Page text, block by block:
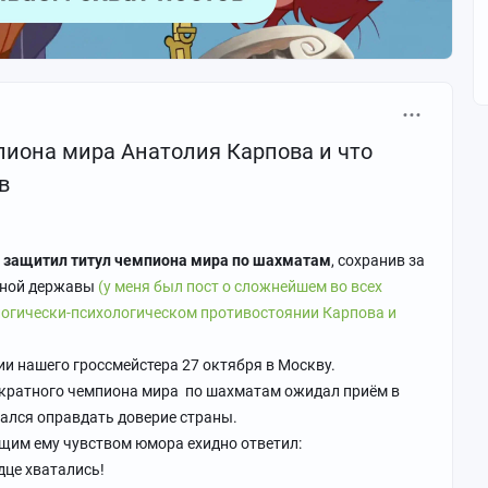
мира Анатолия Карпова и что
защитил титул чемпиона мира по шахматам, сохранив за
державы (у меня был пост о сложнейшем во всех
психологическом противостоянии Карпова и
нашего гроссмейстера 27 октября в Москву.
чемпиона мира по шахматам ожидал приём в
оправдать доверие страны.
ему чувством юмора ехидно ответил:
хватались!